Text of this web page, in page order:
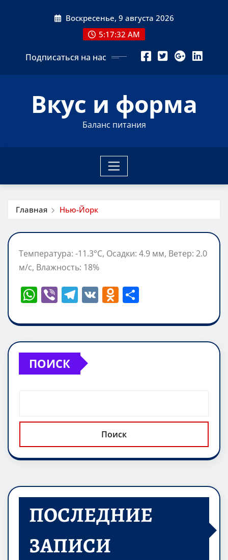
Воскресенье, 9 августа 2026
5:17:33 AM
Подписаться на нас
Вкус и форма
Баланс питания
Главная Нью-Йорк
Температура: -11.3°C, Осадки: 4.9 мм, Ветер: 2.0
м/с, Влажность: 18%
W
at
s
A
p
Vi
er
T
e
gr
a
m
V O
n
o
ki
п
р
ь
ПОИСК
Поиск
ПОСЛЕДНИЕ
ЗАПИСИ